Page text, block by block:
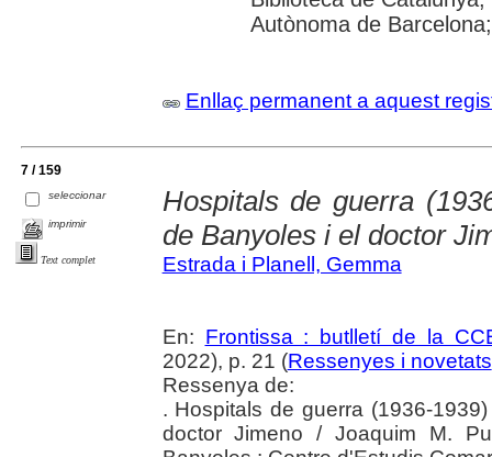
Autònoma de
Enllaç permanent a aquest
7 / 159
seleccionar
imprimir
Text complet
Hospitals de guerra
de Banyoles i el doctor
Estrada i Planell, Gemma
En: Frontissa : butlletí de la
2022), p. 21 (Ressenyes i novetats
Ressenya de:
. Hospitals de guerra (1936-
doctor Jimeno / Joaquim M.